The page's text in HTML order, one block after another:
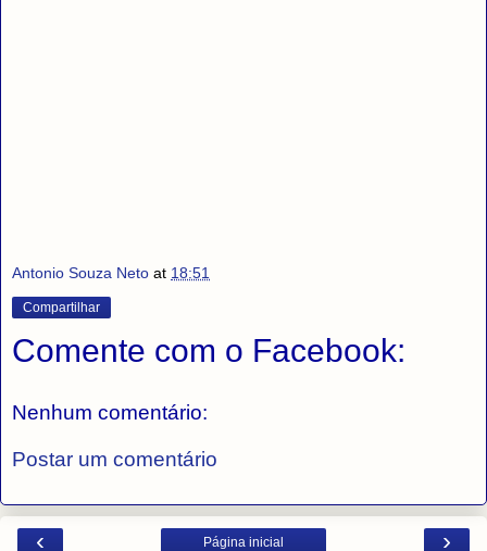
Antonio Souza Neto at 18:51
Compartilhar
Comente com o Facebook:
Nenhum comentário:
Postar um comentário
‹ ›
Página inicial